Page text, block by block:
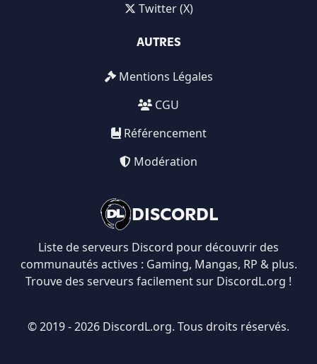
DISCORDL
Liste de serveurs Discord pour découvrir des
communautés actives : Gaming, Mangas, RP & plus.
Trouve des serveurs facilement sur DiscordL.org !
Twitter (X)
AUTRES
Mentions Légales
CGU
Référencement
Modération
© 2019 - 2026 DiscordL.org. Tous droits réservés.